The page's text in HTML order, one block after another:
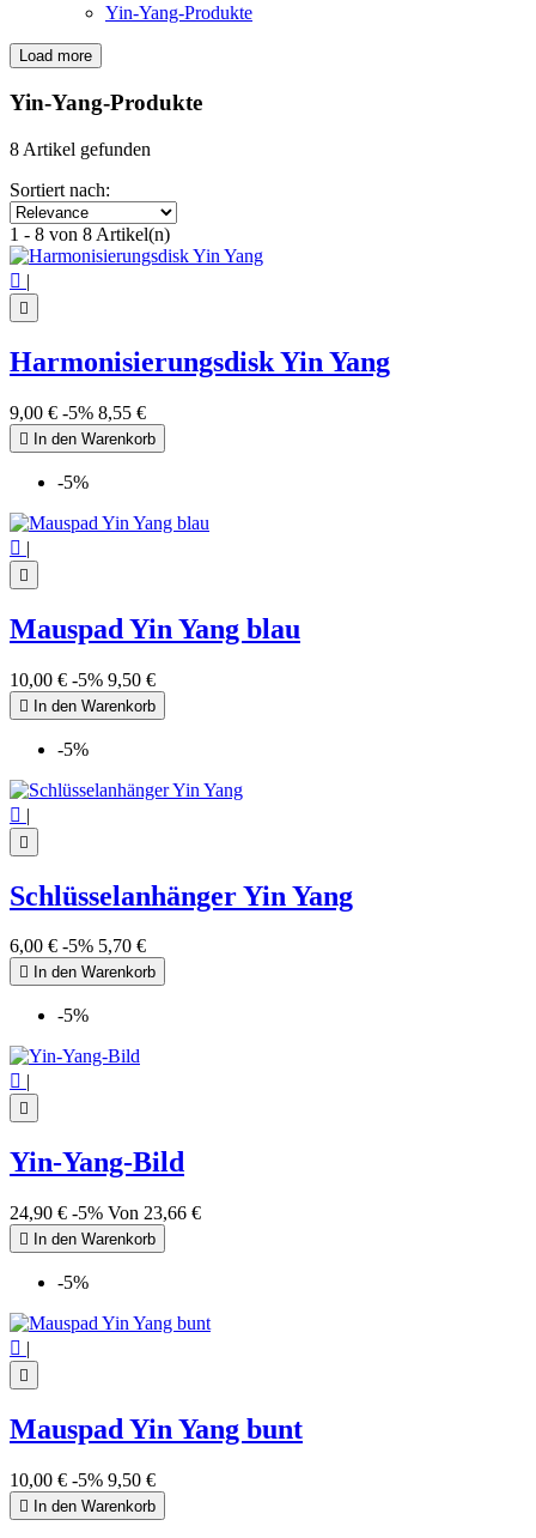
Yin-Yang-Produkte
Clear
€
Yin Yang
8
View products8
Load more
Yin-Yang-Produkte
8 Artikel gefunden
Sortiert nach:
1 - 8 von 8 Artikel(n)
 |

Harmonisierungsdisk Yin Yang
9,00 € -5% 8,55 €
 In den Warenkorb
-5%
 |

Mauspad Yin Yang blau
10,00 € -5% 9,50 €
 In den Warenkorb
-5%
 |

Schlüsselanhänger Yin Yang
6,00 € -5% 5,70 €
 In den Warenkorb
-5%
 |

Yin-Yang-Bild
24,90 € -5% Von 23,66 €
 In den Warenkorb
-5%
 |

Mauspad Yin Yang bunt
10,00 € -5% 9,50 €
 In den Warenkorb